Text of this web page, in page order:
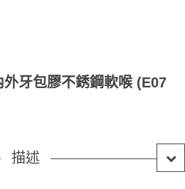
牙包膠不銹鋼軟喉 (E07
描述